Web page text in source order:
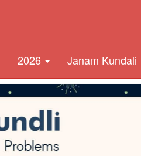
2026 Janam Kundali